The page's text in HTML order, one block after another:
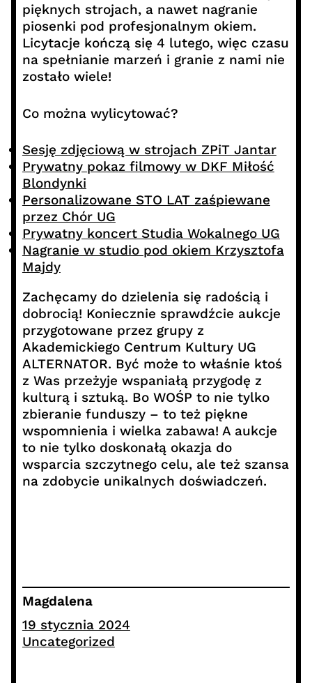
pięknych strojach, a nawet nagranie
piosenki pod profesjonalnym okiem.
Licytacje kończą się 4 lutego, więc czasu
na spełnianie marzeń i granie z nami nie
zostało wiele!
Co można wylicytować?
Sesję zdjęciową w strojach ZPiT Jantar
Prywatny pokaz filmowy w DKF Miłość
Blondynki
Personalizowane STO LAT zaśpiewane
przez Chór UG
Prywatny koncert Studia Wokalnego UG
Nagranie w studio pod okiem Krzysztofa
Majdy
Zachęcamy do dzielenia się radością i
dobrocią! Koniecznie sprawdźcie aukcje
przygotowane przez grupy z
Akademickiego Centrum Kultury UG
ALTERNATOR. Być może to właśnie ktoś
z Was przeżyje wspaniałą przygodę z
kulturą i sztuką. Bo WOŚP to nie tylko
zbieranie funduszy – to też piękne
wspomnienia i wielka zabawa! A aukcje
to nie tylko doskonałą okazja do
wsparcia szczytnego celu, ale też szansa
na zdobycie unikalnych doświadczeń.
Magdalena
19 stycznia 2024
Uncategorized